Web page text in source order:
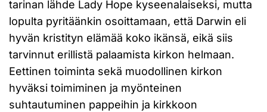
tarinan lähde Lady Hope kyseenalaiseksi, mutta
lopulta pyritäänkin osoittamaan, että Darwin eli
hyvän kristityn elämää koko ikänsä, eikä siis
tarvinnut erillistä palaamista kirkon helmaan.
Eettinen toiminta sekä muodollinen kirkon
hyväksi toimiminen ja myönteinen
suhtautuminen pappeihin ja kirkkoon